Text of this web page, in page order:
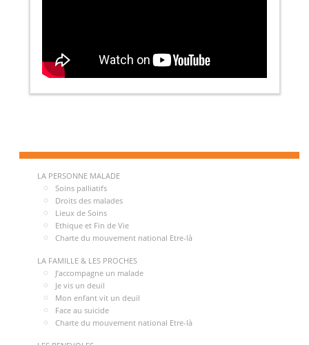
LA PERSONNE MALADE
Soins palliatifs
Droits des malades
Lieux de Soins
Ethique et Fin de Vie
Charte du mouvement national Etre-là
LA FAMILLE & LES PROCHES
J’accompagne un malade
Je vis un deuil
Mon enfant vit un deuil
Face au suicide
Charte du mouvement national Etre-là